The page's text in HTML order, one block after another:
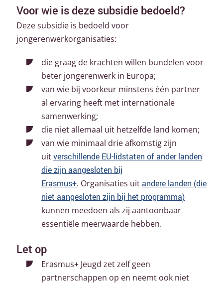
Voor wie is deze subsidie bedoeld?
Deze subsidie is bedoeld voor
jongerenwerkorganisaties:
die graag de krachten willen bundelen voor
beter jongerenwerk in Europa;
van wie bij voorkeur minstens één partner
al ervaring heeft met internationale
samenwerking;
die niet allemaal uit hetzelfde land komen;
van wie minimaal drie afkomstig zijn
uitverschillende EU-lidstaten of ander landen
die zijn aangesloten bij
Erasmus+. Organisaties uitandere landen (die
niet aangesloten zijn bij het programma)
kunnen meedoen als zij aantoonbaar
essentiële meerwaarde hebben.
Let op
Erasmus+ Jeugd zet zelf geen
partnerschappen op en neemt ook niet